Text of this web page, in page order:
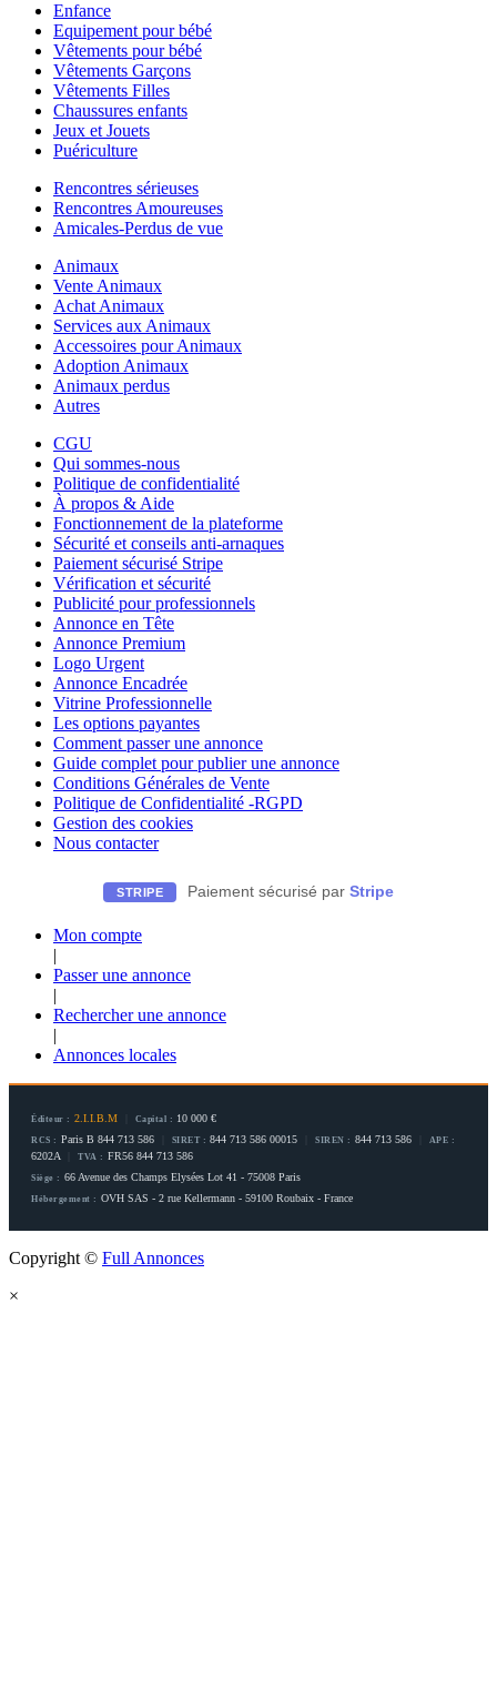
Enfance
Equipement pour bébé
Vêtements pour bébé
Vêtements Garçons
Vêtements Filles
Chaussures enfants
Jeux et Jouets
Puériculture
Rencontres sérieuses
Rencontres Amoureuses
Amicales-Perdus de vue
Animaux
Vente Animaux
Achat Animaux
Services aux Animaux
Accessoires pour Animaux
Adoption Animaux
Animaux perdus
Autres
CGU
Qui sommes-nous
Politique de confidentialité
À propos & Aide
Fonctionnement de la plateforme
Sécurité et conseils anti-arnaques
Paiement sécurisé Stripe
Vérification et sécurité
Publicité pour professionnels
Annonce en Tête
Annonce Premium
Logo Urgent
Annonce Encadrée
Vitrine Professionnelle
Les options payantes
Comment passer une annonce
Guide complet pour publier une annonce
Conditions Générales de Vente
Politique de Confidentialité -RGPD
Gestion des cookies
Nous contacter
STRIPE Paiement sécurisé par Stripe
Mon compte
|
Passer une annonce
|
Rechercher une annonce
|
Annonces locales
Éditeur : 2.I.I.B.M Capital : 10 000 €
RCS : Paris B 844 713 586 SIRET : 844 713 586 00015 SIREN : 844 713 586 APE :
6202A TVA : FR56 844 713 586
Siège : 66 Avenue des Champs Elysées Lot 41 - 75008 Paris
Hébergement : OVH SAS - 2 rue Kellermann - 59100 Roubaix - France
Copyright © Full Annonces
×